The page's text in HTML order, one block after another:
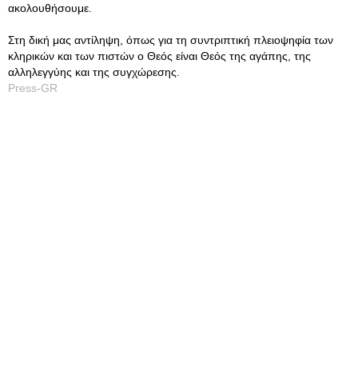
ακολουθήσουμε.
Στη δική μας αντίληψη, όπως για τη συντριπτική πλειοψηφία των
κληρικών και των πιστών ο Θεός είναι Θεός της αγάπης, της
αλληλεγγύης και της συγχώρεσης.
Press-GR